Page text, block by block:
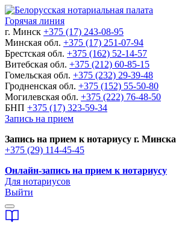
Горячая линия
г. Минск +375 (17) 243-08-95
Минская обл. +375 (17) 251-07-94
Брестская обл. +375 (162) 52-14-57
Витебская обл. +375 (212) 60-85-15
Гомельская обл. +375 (232) 29-39-48
Гродненская обл. +375 (152) 55-50-80
Могилевская обл. +375 (222) 76-48-50
БНП +375 (17) 323-59-34
Запись на прием
Запись на прием к нотариусу г. Минска
+375 (29) 114-45-45
Онлайн-запись на прием к нотариусу
Для нотариусов
Выйти